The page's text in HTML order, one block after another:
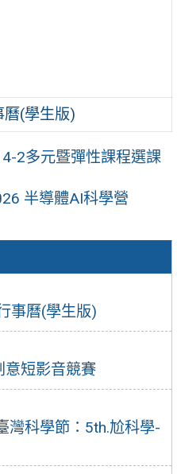
事曆(學生版)
意短影音競賽
灣科學節：5th.尬科學-
(學生版)
2多元暨彈性課程選課
半導體AI科學營